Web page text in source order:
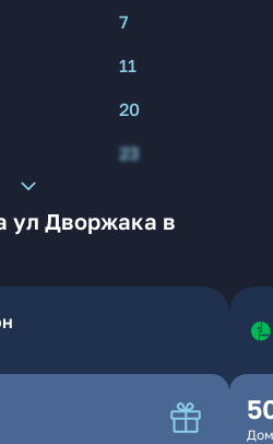
7
11
20
23
ул Дворжака в